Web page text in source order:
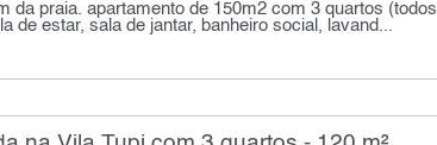
da praia. apartamento de 150m2 com 3 quartos (todos
de estar, sala de jantar, banheiro social, lavand...